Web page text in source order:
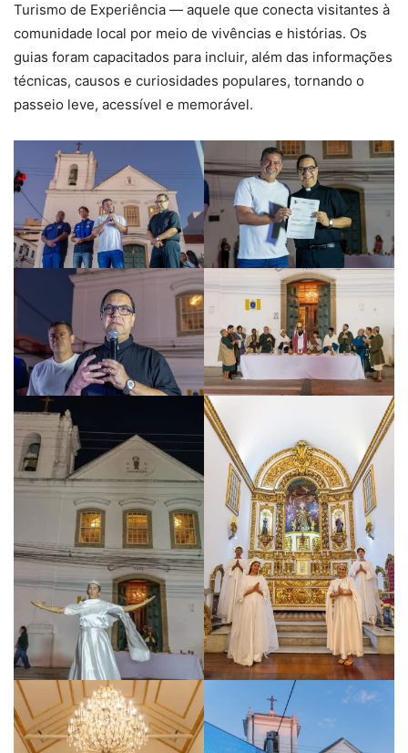
Turismo de Experiência — aquele que conecta visitantes à
comunidade local por meio de vivências e histórias. Os
guias foram capacitados para incluir, além das informações
técnicas, causos e curiosidades populares, tornando o
passeio leve, acessível e memorável.